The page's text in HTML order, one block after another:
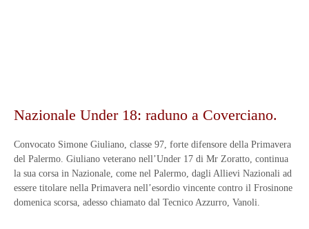
Nazionale Under 18: raduno a Coverciano.
Convocato Simone Giuliano, classe 97, forte difensore della Primavera
del Palermo. Giuliano veterano nell’Under 17 di Mr Zoratto, continua
la sua corsa in Nazionale, come nel Palermo, dagli Allievi Nazionali ad
essere titolare nella Primavera nell’esordio vincente contro il Frosinone
domenica scorsa, adesso chiamato dal Tecnico Azzurro, Vanoli.